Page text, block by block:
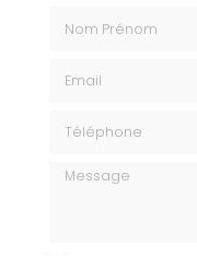
Message